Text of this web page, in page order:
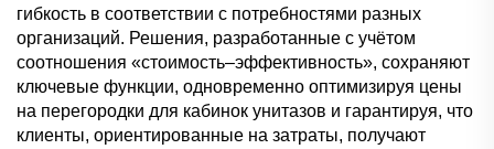
гибкость в соответствии с потребностями разных
организаций. Решения, разработанные с учётом
соотношения «стоимость–эффективность», сохраняют
ключевые функции, одновременно оптимизируя цены
на перегородки для кабинок унитазов и гарантируя, что
клиенты, ориентированные на затраты, получают